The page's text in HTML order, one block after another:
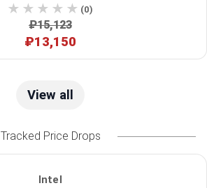
(0)
₽15,123
₽13,150
View all
Tracked Price Drops
Intel